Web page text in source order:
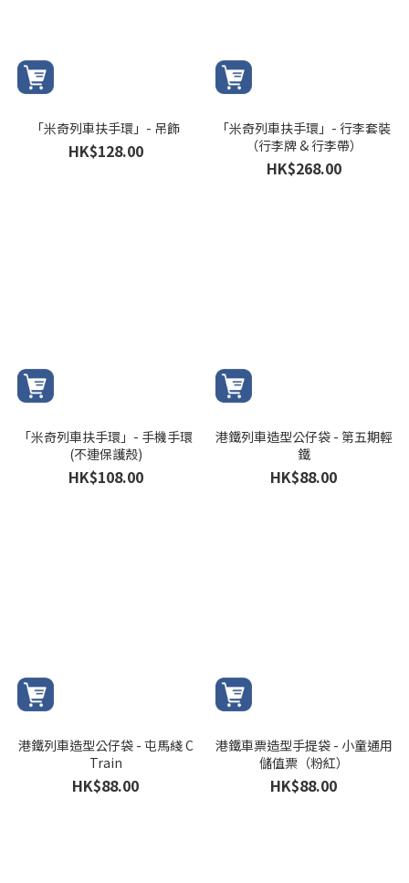
「米奇列車扶手環」- 吊飾
HK$128.00
「米奇列車扶手環」- 行李套裝
（行李牌 & 行李帶）
HK$268.00
「米奇列車扶手環」- 手機手環
(不連保護殼)
HK$108.00
港鐵列車造型公仔袋 - 第五期輕
鐵
HK$88.00
港鐵列車造型公仔袋 - 屯馬綫 C
Train
HK$88.00
港鐵車票造型手提袋 - 小童通用
儲值票（粉紅）
HK$88.00